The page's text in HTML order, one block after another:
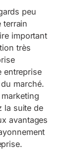
peu
terrain
important
très
entreprise
marché.
la suite de
avantages